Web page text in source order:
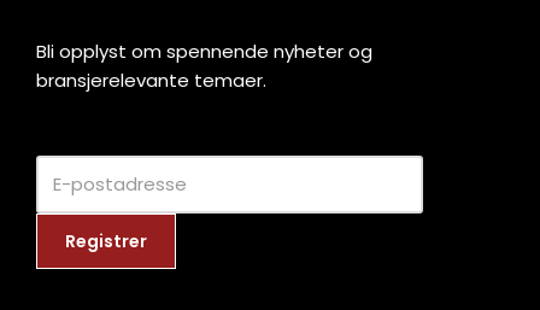
Bli opplyst om spennende nyheter og
bransjerelevante temaer.